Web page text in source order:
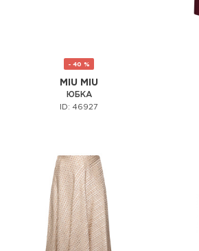
- 40 %
MIU MIU
ЮБКА
ID: 46927